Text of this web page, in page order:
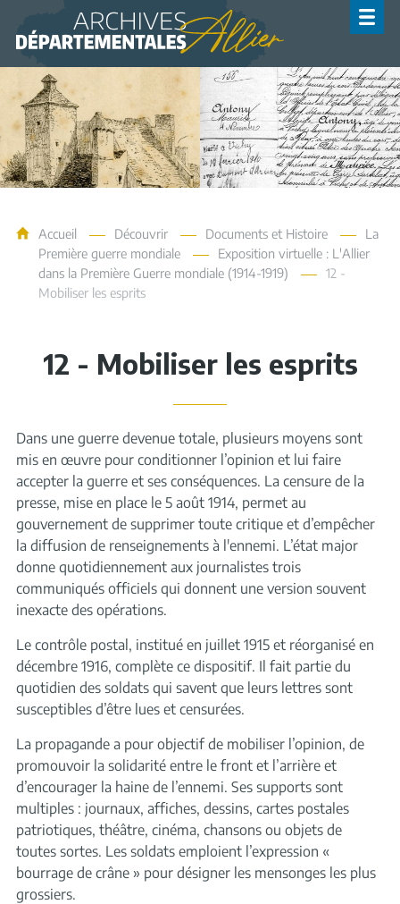
Archives de l'Allier
Accueil Découvrir Documents et Histoire
La
Première guerre mondiale
Exposition virtuelle : L'Allier
dans la Première Guerre mondiale (1914-1919)
12 -
Mobiliser les esprits
12 - Mobiliser les esprits
Dans une guerre devenue totale, plusieurs moyens sont
mis en œuvre pour conditionner l’opinion et lui faire
accepter la guerre et ses conséquences. La censure de la
presse, mise en place le 5 août 1914, permet au
gouvernement de supprimer toute critique et d’empêcher
la diffusion de renseignements à l'ennemi. L’état major
donne quotidiennement aux journalistes trois
communiqués officiels qui donnent une version souvent
inexacte des opérations.
Le contrôle postal, institué en juillet 1915 et réorganisé en
décembre 1916, complète ce dispositif. Il fait partie du
quotidien des soldats qui savent que leurs lettres sont
susceptibles d’être lues et censurées.
La propagande a pour objectif de mobiliser l’opinion, de
promouvoir la solidarité entre le front et l’arrière et
d’encourager la haine de l’ennemi. Ses supports sont
multiples : journaux, affiches, dessins, cartes postales
patriotiques, théâtre, cinéma, chansons ou objets de
toutes sortes. Les soldats emploient l’expression «
bourrage de crâne » pour désigner les mensonges les plus
grossiers.